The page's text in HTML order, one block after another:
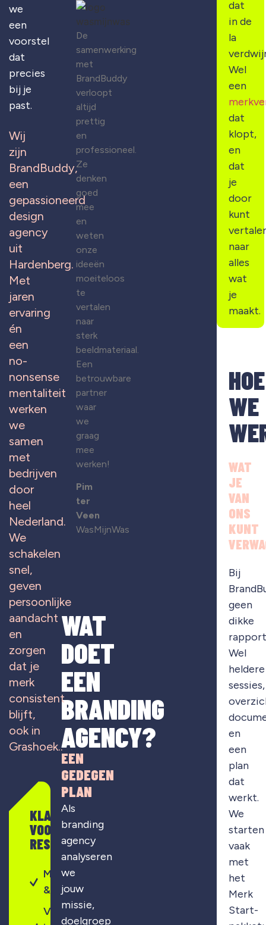
we
een
voorstel
dat
precies
bij je
past.
Wij
zijn
BrandBuddy,
een
gepassioneerd
design
agency
uit
Hardenberg.
Met
jaren
ervaring
én
een
no-
nonsense
mentaliteit
werken
we
samen
met
bedrijven
door
heel
Nederland.
We
schakelen
snel,
geven
persoonlijke
aandacht
en
zorgen
dat je
merk
consistent
blijft,
ook in
Grashoek..
KLAAR
VOOR
RESULTAAT?
Merkontwikkeling
& strategie
Visuele
De
samenwerking
met
BrandBuddy
verloopt
altijd
prettig
en
professioneel.
Ze
denken
goed
mee
en
weten
onze
ideeën
moeiteloos
te
vertalen
naar
sterk
beeldmateriaal.
Een
betrouwbare
partner
waar
we
graag
mee
werken!
Pim
ter
Veen
WasMijnWas
WAT
DOET
EEN
BRANDING
AGENCY?
EEN
GEDEGEN
PLAN
Als
branding
agency
analyseren
we
jouw
missie,
doelgroep
HOE
WE
WAT
JE
VAN
ONS
KUNT
Bij
geen
dikke
Wel
heldere
sessies,
en
een
plan
dat
werkt.
We
starten
vaak
met
het
Merk
Start-
dat
in de
la
Wel
een
dat
klopt,
en
dat
je
door
kunt
naar
alles
wat
je
maakt.